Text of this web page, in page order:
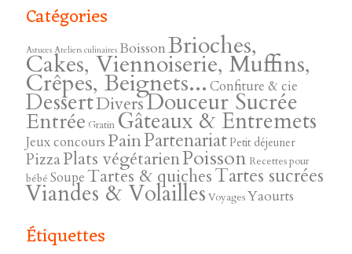
Catégories
Astuces Ateliers culinaires BoissonBrioches,
Cakes, Viennoiserie, Muffins,
Crêpes, Beignets... Confiture & cie
DessertDiversDouceur Sucrée
Entrée Gratin Gâteaux & Entremets
Jeux concoursPainPartenariatPetit déjeuner
PizzaPlats végétarienPoisson Recettes pour
bébé SoupeTartes & quichesTartes sucrées
Viandes & Volailles VoyagesYaourts
Étiquettes